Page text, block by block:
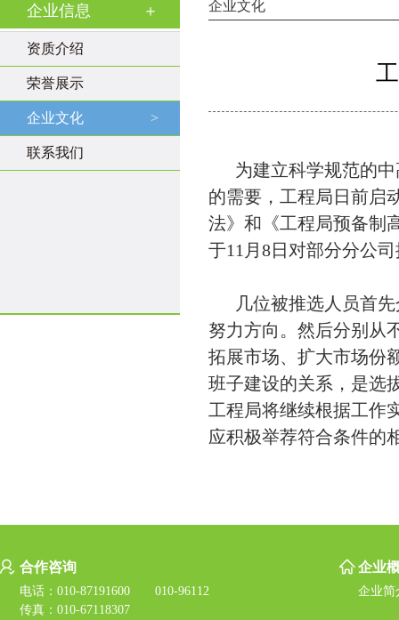
企业信息 ＋
资质介绍
荣誉展示
企业文化 >
联系我们
企业文化
为建立科学规范的中
的需要，工程局日前启
法》和《工程局预备制
于11月8日对部分分公
几位被推选人员首先
努力方向。然后分别从
拓展市场、扩大市场份
班子建设的关系，是选
工程局将继续根据工作
应积极举荐符合条件的
合作咨询
电话：010-87191600 010-96112
传真：010-67118307
企业
企业简